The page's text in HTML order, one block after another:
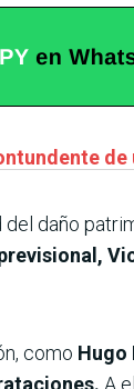
daño
como Hugo
A